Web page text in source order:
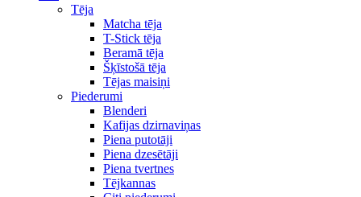
Tēja
Matcha tēja
T-Stick tēja
Beramā tēja
Šķīstošā tēja
Tējas maisiņi
Piederumi
Blenderi
Kafijas dzirnaviņas
Piena putotāji
Piena dzesētāji
Piena tvertnes
Tējkannas